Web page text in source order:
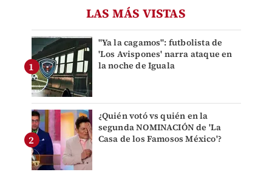
LAS MÁS VISTAS
"Ya la cagamos": futbolista de
'Los Avispones' narra ataque en
la noche de Iguala
¿Quién votó vs quién en la
segunda NOMINACIÓN de 'La
Casa de los Famosos México'?